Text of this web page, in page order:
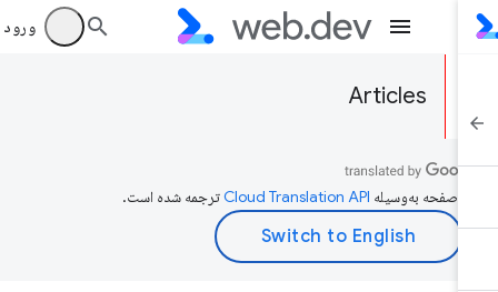
ورود به
Articles
صفحه به‌وسیله ترجمه شده است.